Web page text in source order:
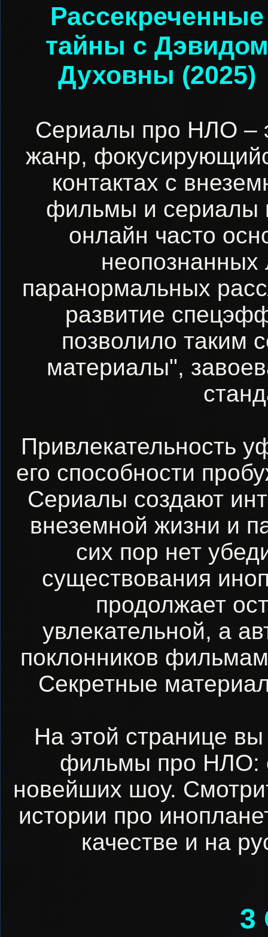
Рассекреченные
тайны с Дэвидом
Духовны (2025)
Сериалы про НЛО –
жанр,
контактах с
фильмы и сериалы
онлайн часто
паранормальных
развитие
позволило таким
материалы",
Привлекательность
его способности
Сериалы создают
внеземной жизни и
сих пор нет
существования
продолжает
увлекательной, а
поклонников
Секретные
На этой странице
фильмы про НЛО:
новейших шоу.
истории про
качестве и на
3